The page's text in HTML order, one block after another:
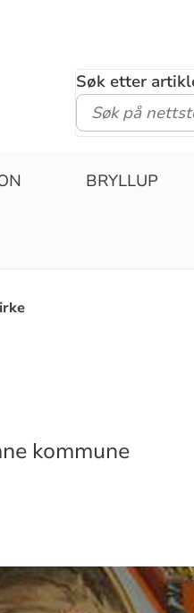
Søk etter
BRYLLUP
kommune